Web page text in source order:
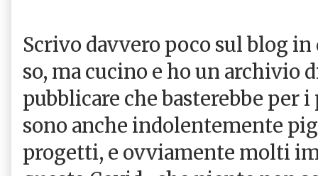
Scrivo davvero poco sul blog
so, ma cucino e ho un archivio
pubblicare che basterebbe per
sono anche indolentemente
progetti, e ovviamente molti